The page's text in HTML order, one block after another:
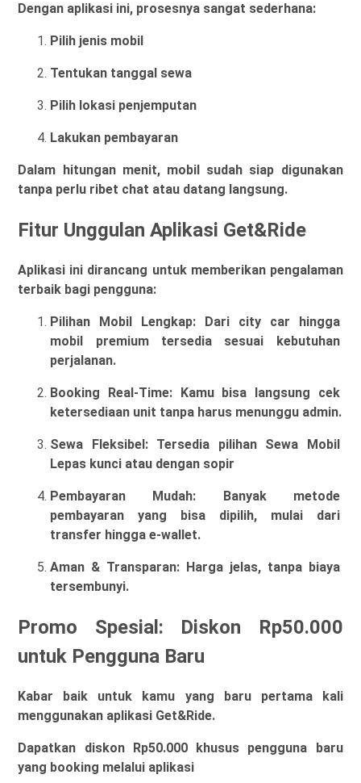
Dengan aplikasi ini, prosesnya sangat sederhana:
Pilih jenis mobil
Tentukan tanggal sewa
Pilih lokasi penjemputan
Lakukan pembayaran
Dalam hitungan menit, mobil sudah siap digunakan
tanpa perlu ribet chat atau datang langsung.
Fitur Unggulan Aplikasi Get&Ride
Aplikasi ini dirancang untuk memberikan pengalaman
terbaik bagi pengguna:
Pilihan Mobil Lengkap:
Dari city car hingga
mobil premium tersedia sesuai kebutuhan
perjalanan.
Booking Real-Time:
Kamu bisa langsung cek
ketersediaan unit tanpa harus menunggu admin.
Sewa Fleksibel: Tersedia pilihan Sewa Mobil
Lepas kunci atau dengan sopir
Pembayaran Mudah:
Banyak metode
pembayaran yang bisa dipilih, mulai dari
transfer hingga e-wallet.
Aman & Transparan: Harga jelas, tanpa biaya
tersembunyi.
Promo Spesial: Diskon Rp50.000
untuk Pengguna Baru
Kabar baik untuk kamu yang baru pertama kali
menggunakan aplikasi Get&Ride.
Dapatkan diskon Rp50.000 khusus pengguna baru
yang booking melalui aplikasi